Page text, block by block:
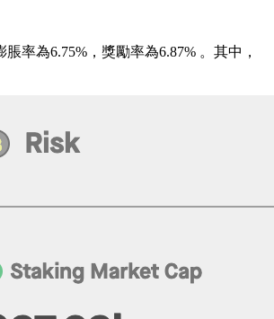
率為6.75%，獎勵率為6.87% 。其中，